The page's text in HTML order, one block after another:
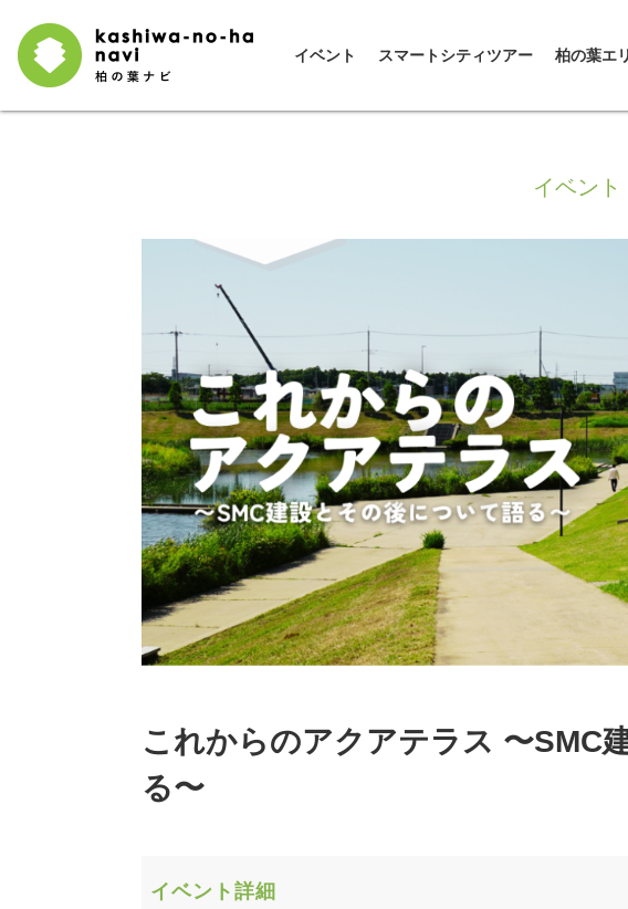
イベント スマートシティツアー 柏の葉エ
イベント
これからのアクアテラス 〜SMC
る〜
イベント詳細